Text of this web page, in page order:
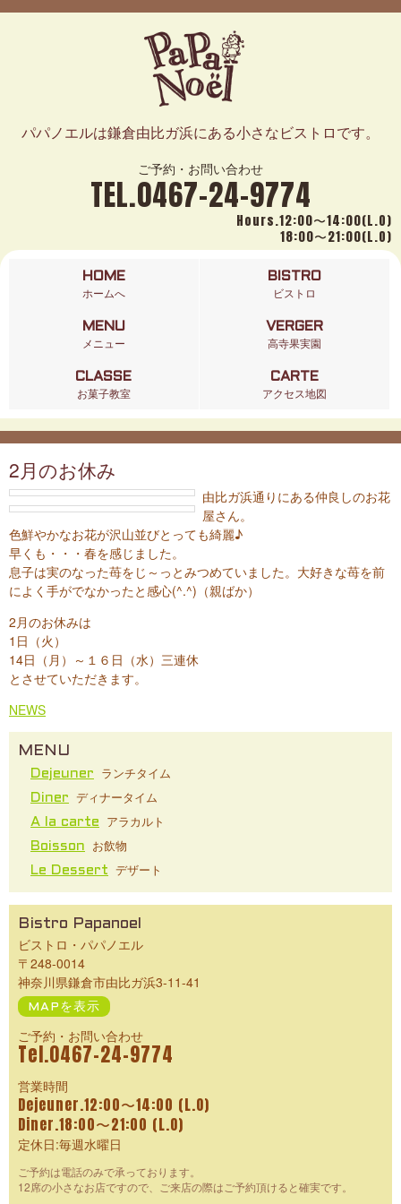
パパノエルは鎌倉由比ガ浜にある小さなビストロです。
ご予約・お問い合わせ
TEL.0467-24-9774
Hours.12:00〜14:00(L.O)
18:00〜21:00(L.O)
HOME
ホームへ
BISTRO
ビストロ
MENU
メニュー
VERGER
高寺果実園
CLASSE
お菓子教室
CARTE
アクセス地図
2月のお休み
由比ガ浜通りにある仲良しのお花
屋さん。
色鮮やかなお花が沢山並びとっても綺麗♪
早くも・・・春を感じました。
息子は実のなった苺をじ～っとみつめていました。大好きな苺を前
によく手がでなかったと感心(^.^)（親ばか）
2月のお休みは
1日（火）
14日（月）～１６日（水）三連休
とさせていただきます。
NEWS
MENU
Dejeuner ランチタイム
Diner ディナータイム
A la carte アラカルト
Boisson お飲物
Le Dessert デザート
Bistro Papanoel
ビストロ・パパノエル
〒248-0014
神奈川県鎌倉市由比ガ浜3-11-41
MAPを表示
ご予約・お問い合わせ
Tel.0467-24-9774
営業時間
Dejeuner.12:00〜14:00 (L.O)
Diner.18:00〜21:00 (L.O)
定休日:毎週水曜日
ご予約は電話のみで承っております。
12席の小さなお店ですので、ご来店の際はご予約頂けると確実です。